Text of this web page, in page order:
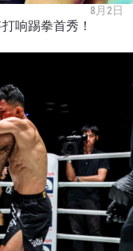
8月2日
响踢拳首秀！